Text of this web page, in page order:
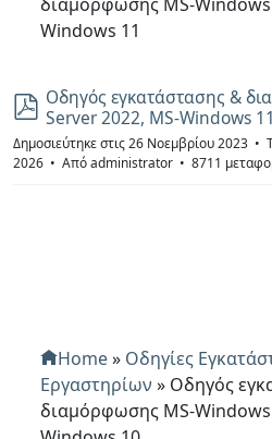
Windows 11
p
d
f
Οδηγός εγκατάστασης &
Server 2022, MS-Windows 11
Δημοσιεύτηκε στις 26 Νοεμβρίου 2023
2026
Απόadministrator 8711
Home» Οδηγίες
Εργαστηρίων » Οδηγός
διαμόρφωσης MS-Windows